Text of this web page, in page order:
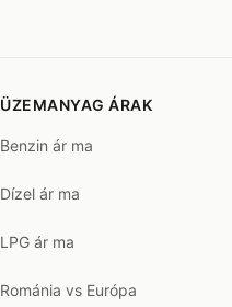
ÜZEMANYAG ÁRAK
Benzin ár ma
Dízel ár ma
LPG ár ma
Románia vs Európa